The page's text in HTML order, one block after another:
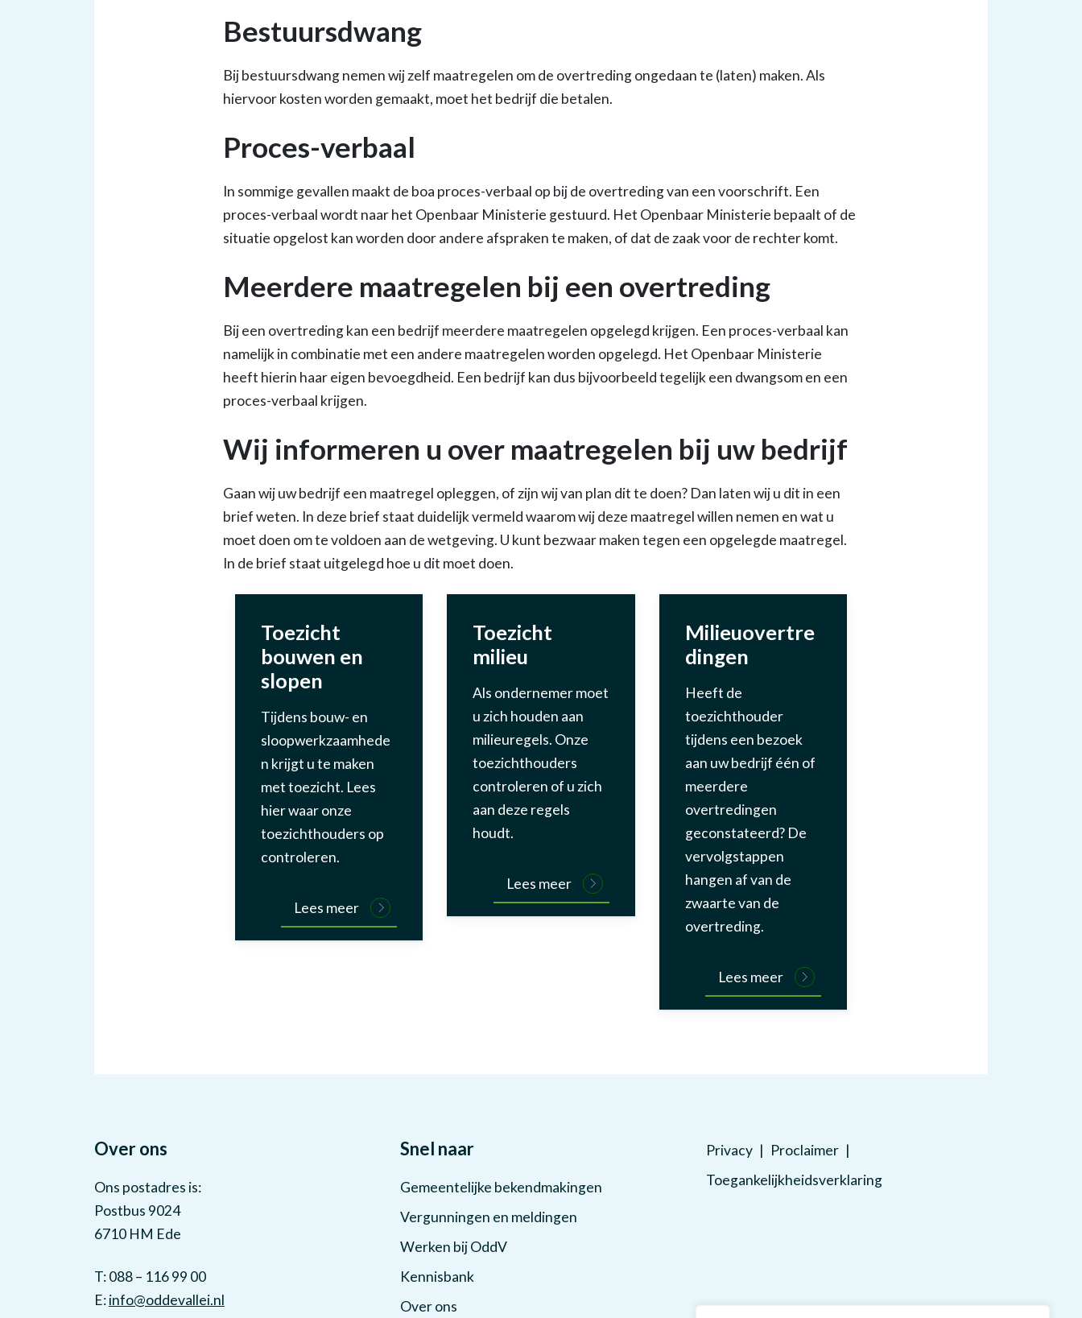
Bestuursdwang
Bij bestuursdwang nemen wij zelf maatregelen om de overtreding ongedaan te (laten) maken. Als
hiervoor kosten worden gemaakt, moet het bedrijf die betalen.
Proces-verbaal
In sommige gevallen maakt de boa proces-verbaal op bij de overtreding van een voorschrift. Een
proces-verbaal wordt naar het Openbaar Ministerie gestuurd. Het Openbaar Ministerie bepaalt of de
situatie opgelost kan worden door andere afspraken te maken, of dat de zaak voor de rechter komt.
Meerdere maatregelen bij een overtreding
Bij een overtreding kan een bedrijf meerdere maatregelen opgelegd krijgen. Een proces-verbaal kan
namelijk in combinatie met een andere maatregelen worden opgelegd. Het Openbaar Ministerie
heeft hierin haar eigen bevoegdheid. Een bedrijf kan dus bijvoorbeeld tegelijk een dwangsom en een
proces-verbaal krijgen.
Wij informeren u over maatregelen bij uw bedrijf
Gaan wij uw bedrijf een maatregel opleggen, of zijn wij van plan dit te doen? Dan laten wij u dit in een
brief weten. In deze brief staat duidelijk vermeld waarom wij deze maatregel willen nemen en wat u
moet doen om te voldoen aan de wetgeving. U kunt bezwaar maken tegen een opgelegde maatregel.
In de brief staat uitgelegd hoe u dit moet doen.
Toezicht
bouwen en
slopen
Tijdens bouw- en
sloopwerkzaamhede
n krijgt u te maken
met toezicht. Lees
hier waar onze
toezichthouders op
controleren.
Lees meer
Toezicht
milieu
Als ondernemer moet
u zich houden aan
milieuregels. Onze
toezichthouders
controleren of u zich
aan deze regels
houdt.
Lees meer
Milieuovertre
dingen
Heeft de
toezichthouder
tijdens een bezoek
aan uw bedrijf één of
meerdere
overtredingen
geconstateerd? De
vervolgstappen
hangen af van de
zwaarte van de
overtreding.
Lees meer
Over ons
Ons postadres is:
Postbus 9024
6710 HM Ede
T: 088 – 116 99 00
E:info@oddevallei.nl
Snel naar
Gemeentelijke bekendmakingen
Vergunningen en meldingen
Werken bij OddV
Kennisbank
Over ons
Privacy
Proclaimer
Toegankelijkheidsverklaring